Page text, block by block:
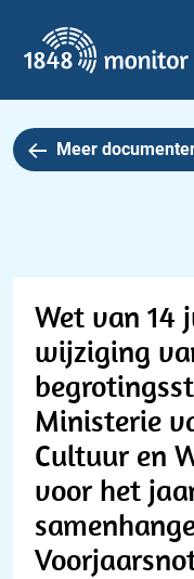
Hoofdmenu
Meer
Wet van 14
wijziging
Ministerie
Cultuur en
voor het